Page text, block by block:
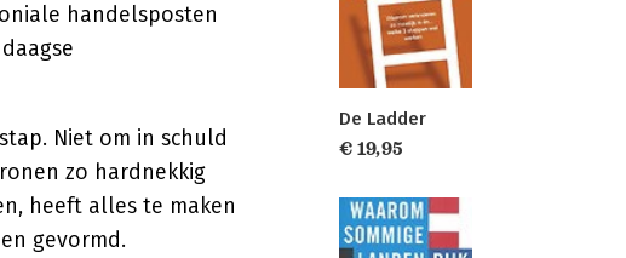
handelsposten
Niet om in schuld
zo hardnekkig
heeft alles te maken
gevormd.
De Ladder
€ 19,95